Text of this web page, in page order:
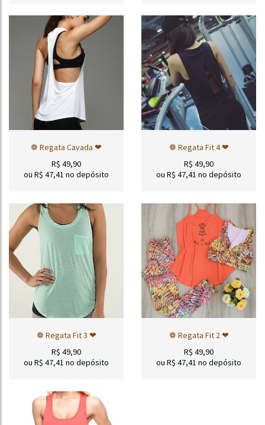
❁ Regata Cavada ❤
R$ 49,90
ou R$ 47,41 no depósito
❁ Regata Fit 4 ❤
R$ 49,90
ou R$ 47,41 no depósito
❁ Regata Fit 3 ❤
R$ 49,90
ou R$ 47,41 no depósito
❁ Regata Fit 2 ❤
R$ 49,90
ou R$ 47,41 no depósito